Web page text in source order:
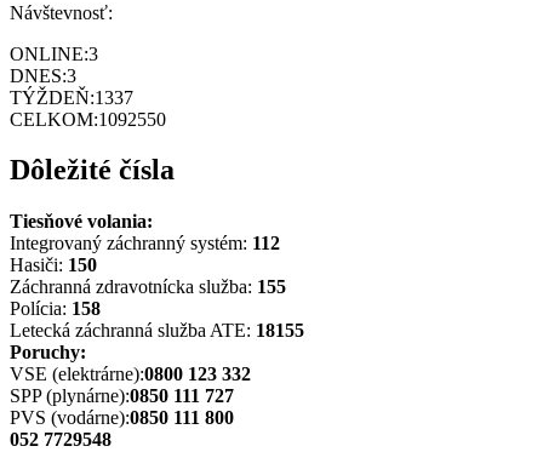
Návštevnosť:
ONLINE:3
DNES:3
TÝŽDEŇ:1337
CELKOM:1092550
Dôležité čísla
Tiesňové volania:
Integrovaný záchranný systém: 112
Hasiči: 150
Záchranná zdravotnícka služba: 155
Polícia: 158
Letecká záchranná služba ATE: 18155
Poruchy:
VSE (elektrárne):0800 123 332
SPP (plynárne):0850 111 727
PVS (vodárne):0850 111 800
052 7729548